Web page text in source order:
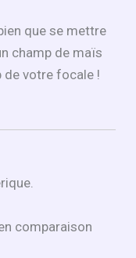
que se mettre
champ de maïs
de votre focale !
comparaison